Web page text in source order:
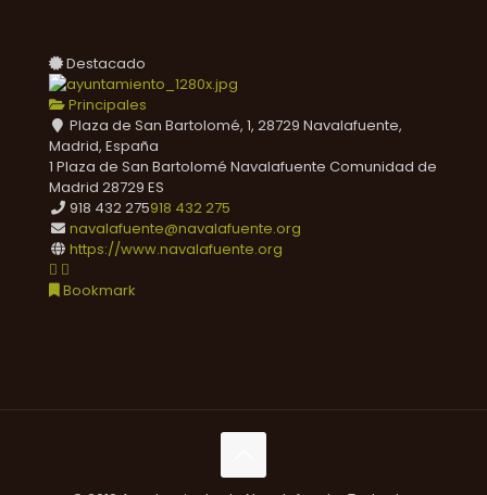
Destacado
Principales
Plaza de San Bartolomé, 1, 28729 Navalafuente,
Madrid, España
1 Plaza de San Bartolomé Navalafuente Comunidad de
Madrid 28729 ES
918 432 275918 432 275
navalafuente@navalafuente.org
https://www.navalafuente.org
Bookmark